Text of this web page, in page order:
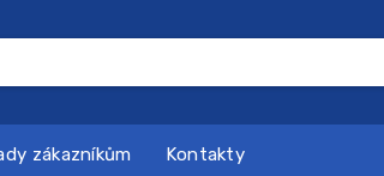
zákazníkům Kontakty